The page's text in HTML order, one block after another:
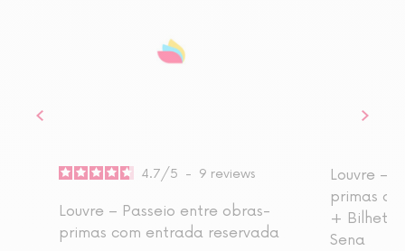
4.7/5 - 9 reviews
Louvre – Passeio entre obras-
primas com entrada reservada
Louvre –
primas
+ Bilhete
Sena